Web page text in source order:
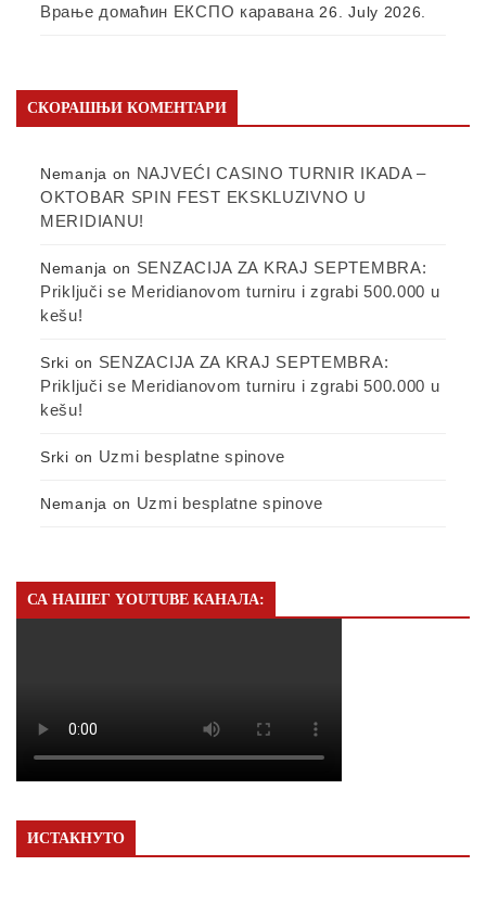
Врање домаћин ЕКСПО каравана 26. July 2026.
СКОРАШЊИ КОМЕНТАРИ
Nemanja on NAJVEĆI CASINO TURNIR IKADA –
OKTOBAR SPIN FEST EKSKLUZIVNO U
MERIDIANU!
Nemanja on SENZACIJA ZA KRAJ SEPTEMBRA:
Priključi se Meridianovom turniru i zgrabi 500.000 u
kešu!
Srki on SENZACIJA ZA KRAJ SEPTEMBRA:
Priključi se Meridianovom turniru i zgrabi 500.000 u
kešu!
Srki on Uzmi besplatne spinove
Nemanja on Uzmi besplatne spinove
СА НАШЕГ YOUTUBE КАНАЛА:
ИСТАКНУТО